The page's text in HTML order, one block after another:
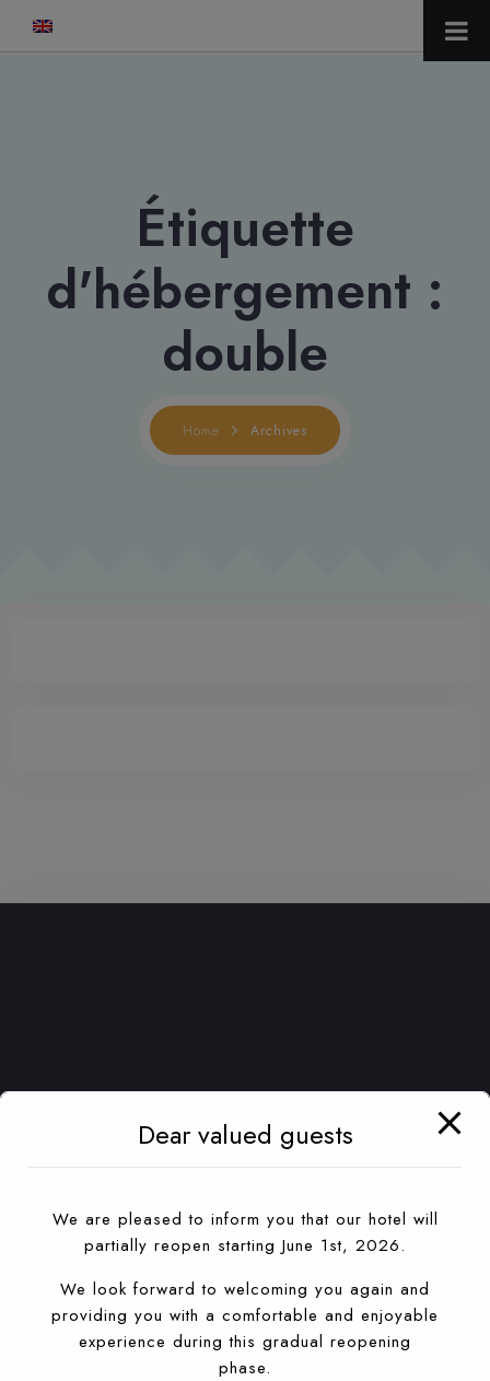
Étiquette
d'hébergement :
double
Home Archives
S'ABONNER À NOTRE
NEWSLETTER
Recevez les dernières nouvelles de Sahara
Dear valued guests
We are pleased to inform you that our hotel will
partially reopen starting June 1st, 2026.
We look forward to welcoming you again and
providing you with a comfortable and enjoyable
experience during this gradual reopening
phase.